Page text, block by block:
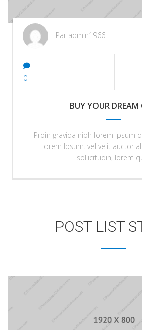
Par admin1966
0
BUY YOUR DREAM
Proin gravida nibh lorem ipsum
Lorem Ipsum. vel velit auctor
sollicitudin, lorem
POST LIST